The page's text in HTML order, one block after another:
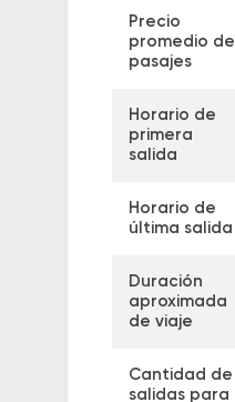
Precio
promedio de
pasajes
Horario de
primera
salida
Horario de
última salida
Duración
aproximada
de viaje
Cantidad de
salidas para